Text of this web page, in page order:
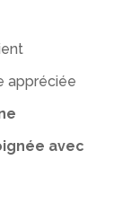
appréciée
avec